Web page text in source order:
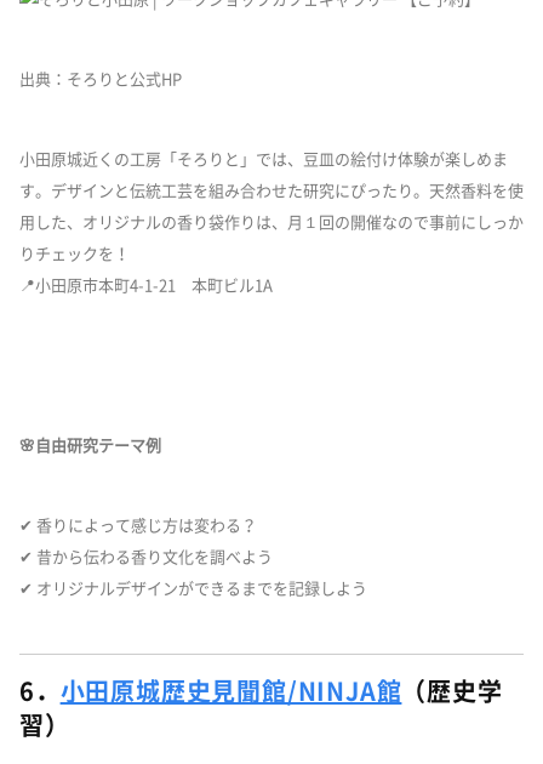
出典：そろりと公式HP
小田原城近くの工房「そろりと」では、豆皿の絵付け体験が楽しめま
す。デザインと伝統工芸を組み合わせた研究にぴったり。天然香料を使
用した、オリジナルの香り袋作りは、月１回の開催なので事前にしっか
りチェックを！
📍小田原市本町4-1-21 本町ビル1A
🌸自由研究テーマ例
✔ 香りによって感じ方は変わる？
✔ 昔から伝わる香り文化を調べよう
✔ オリジナルデザインができるまでを記録しよう
6． 小田原城歴史見聞館/NINJA館 （歴史学
習）